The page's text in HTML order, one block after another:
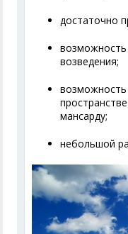
достаточно
возведения;
мансарду;
небольшой